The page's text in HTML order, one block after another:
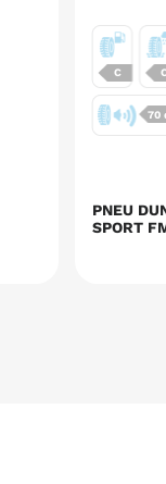
70
C
PNEU
SPORT